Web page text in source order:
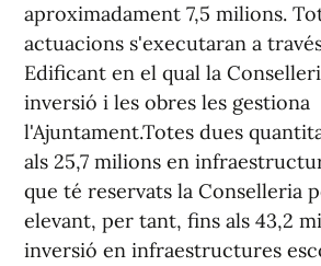
aproximadament 7,5 milions.
actuacions s'executaran a
Edificant en el qual la
inversió i les obres les gestiona
l'Ajuntament.Totes dues
als 25,7 milions en
que té reservats la Conselleria
elevant, per tant, fins als 43,2
inversió en infraestructures